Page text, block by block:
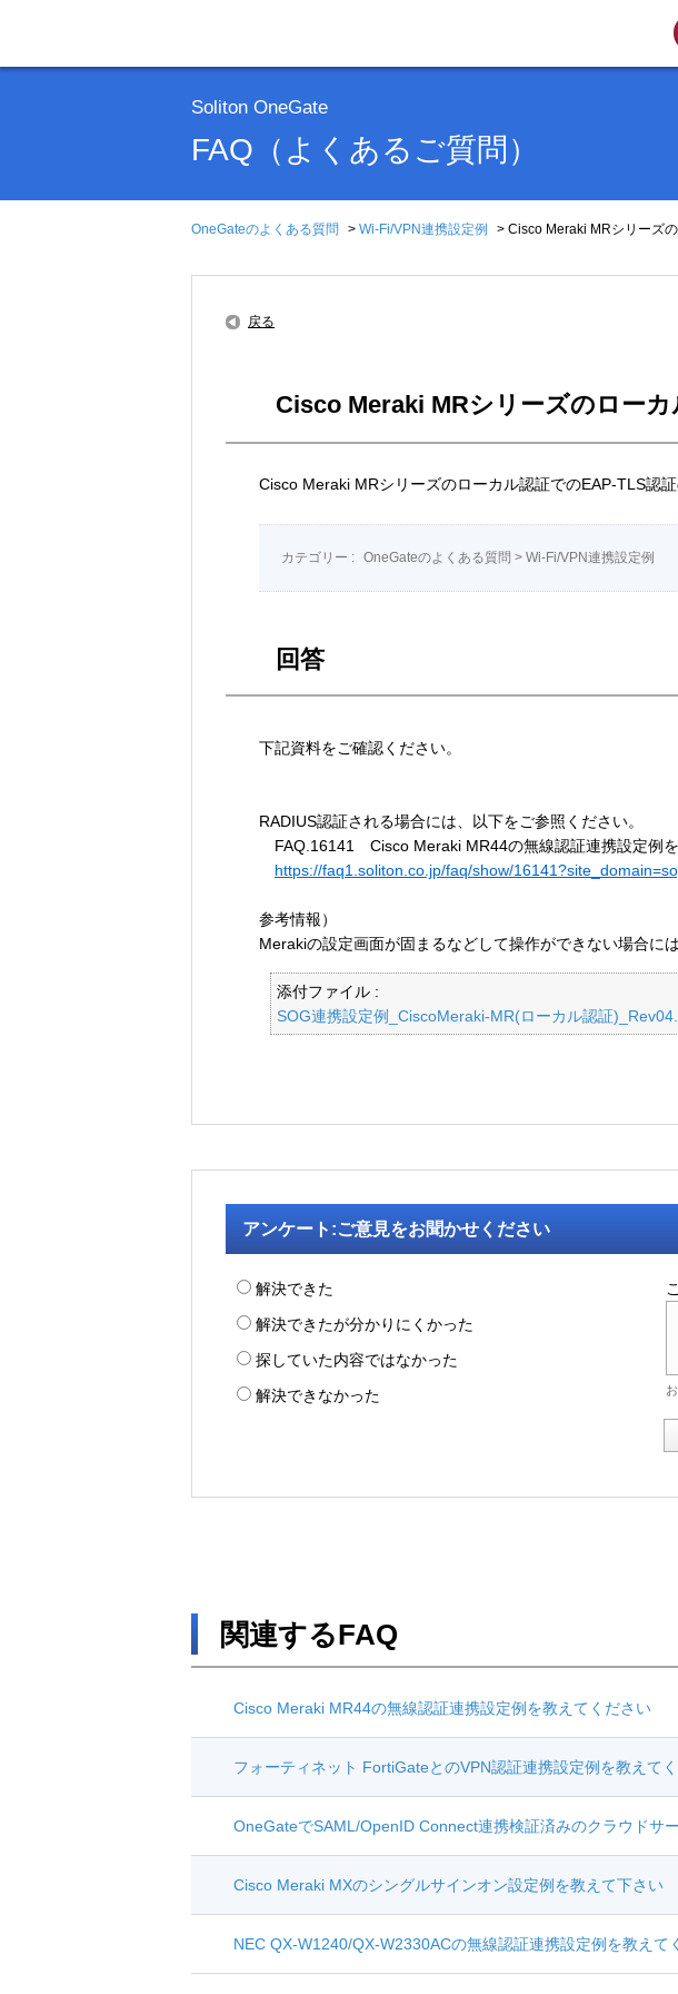
Soliton OneGate
FAQ（よくあるご質問）
OneGateのよくある質問 > Wi-Fi/VPN連携設定例 > Cisco Meraki MRシリーズ
戻る
Cisco Meraki MRシリーズのロー
Cisco Meraki MRシリーズのローカル認証でのEAP-TLS認
カテゴリー : OneGateのよくある質問 > Wi-Fi/VPN連携設定例
回答
下記資料をご確認ください。
RADIUS認証される場合には、以下をご参照ください。
FAQ.16141 Cisco Meraki MR44の無線認証連携設定例
https://faq1.soliton.co.jp/faq/show/
参考情報）
Merakiの設定画面が固まるなどして操作ができない場合に
添付ファイル :
SOG連携設定例_CiscoMeraki-MR(ローカル認証
アンケート:ご意見をお聞かせください
解決できた
解決できたが分かりにくかった
探していた内容ではなかった
解決できなかった
関連するFAQ
Cisco Meraki MR44の無線認証連携設定例を教えてください
フォーティネット FortiGateとのVPN認証連携設定例を教えて
OneGateでSAML/OpenID Connect連携検証済みのクラウドサ
Cisco Meraki MXのシングルサインオン設定例を教えて下さい
NEC QX-W1240/QX-W2330ACの無線認証連携設定例を教えて